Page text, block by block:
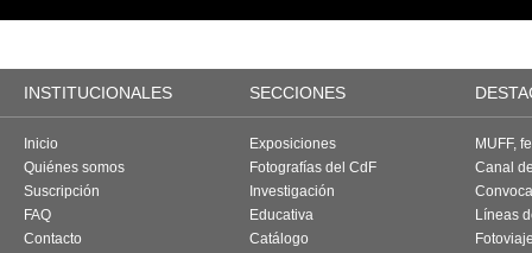
INSTITUCIONALES SECCIONES
Inicio
Quiénes somos
Suscripción
FAQ
Contacto
Exposiciones
Fotografías del CdF
Investigación
Educativa
Catálogo
MUFF,
Canal
Líneas